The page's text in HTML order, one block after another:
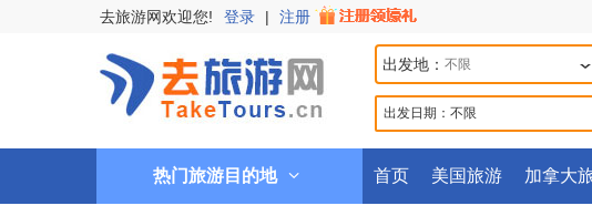
去旅游网欢迎您! 登录 | 注册
出发地：
出发日期： 不限
热门旅游目的地 首页 美国旅游 加拿大